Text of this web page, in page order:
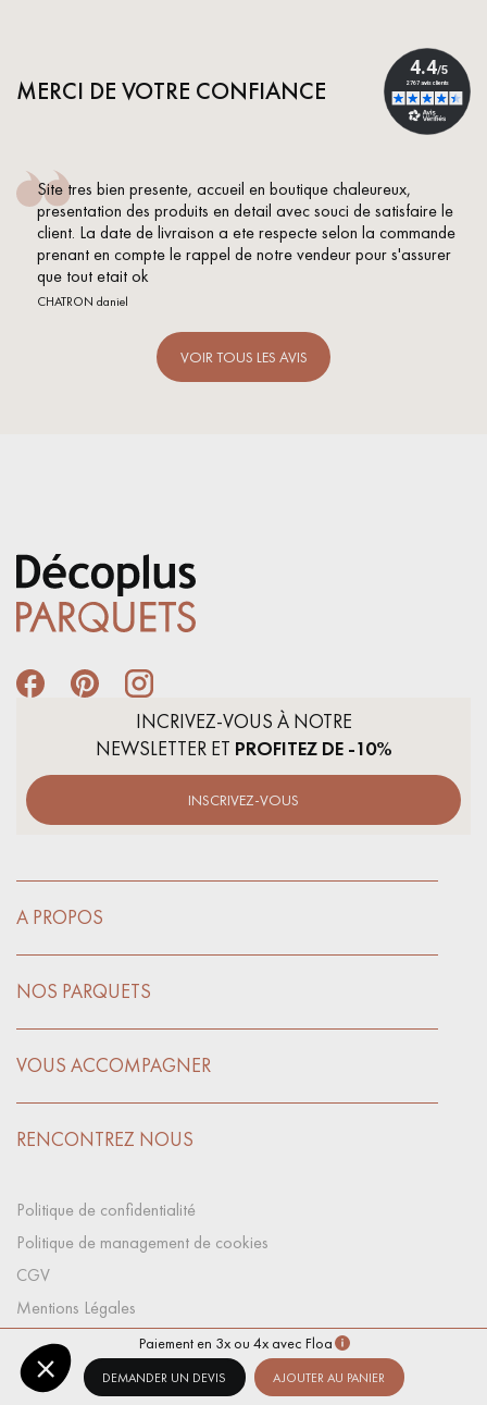
Paiement en 3x ou 4x avec Floa
DEMANDER UN DEVIS AJOUTER AU PANIER
MERCI DE VOTRE CONFIANCE
Site tres bien presente, accueil en boutique chaleureux,
presentation des produits en detail avec souci de satisfaire le
client. La date de livraison a ete respecte selon la commande
prenant en compte le rappel de notre vendeur pour s'assurer
que tout etait ok
CHATRON daniel
VOIR TOUS LES AVIS
INCRIVEZ-VOUS À NOTRE
NEWSLETTER ET PROFITEZ DE -10%
INSCRIVEZ-VOUS
A PROPOS
NOS PARQUETS
VOUS ACCOMPAGNER
RENCONTREZ NOUS
Politique de confidentialité
Politique de management de cookies
CGV
Mentions Légales
Préférences Cookies